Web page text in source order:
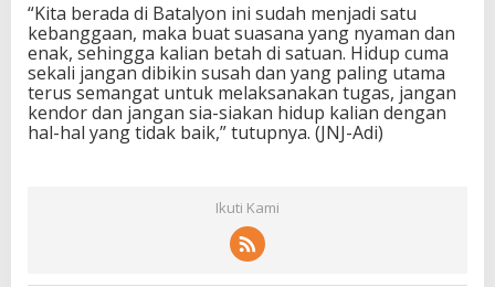
“Kita berada di Batalyon ini sudah menjadi satu
kebanggaan, maka buat suasana yang nyaman dan
enak, sehingga kalian betah di satuan. Hidup cuma
sekali jangan dibikin susah dan yang paling utama
terus semangat untuk melaksanakan tugas, jangan
kendor dan jangan sia-siakan hidup kalian dengan
hal-hal yang tidak baik,” tutupnya. (JNJ-Adi)
Ikuti Kami